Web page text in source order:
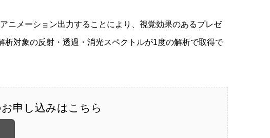
ニメーション出力することにより、視覚効果のあるプレゼ
析対象の反射・透過・消光スペクトルが1度の解析で取得で
申し込みはこちら